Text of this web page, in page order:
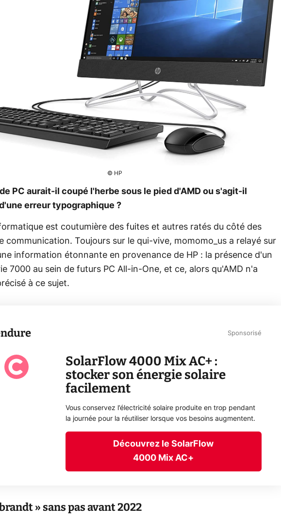
© HP
PC aurait-il coupé l'herbe sous le pied d'AMD ou s'agit-il
erreur typographique ?
est coutumière des fuites et autres ratés du côté des
communication. Toujours sur le qui-vive, momomo_us a relayé sur
information étonnante en provenance de HP : la présence d'un
7000 au sein de futurs PC All-in-One, et ce, alors qu'AMD n'a
à ce sujet.
Sponsorisé
SolarFlow 4000 Mix AC+ :
stocker son énergie solaire
facilement
Vous conservez l’électricité solaire produite en trop pendant
la journée pour la réutiliser lorsque vos besoins augmentent.
Découvrez le SolarFlow
4000 Mix AC+
» sans pas avant 2022